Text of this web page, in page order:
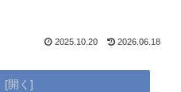
2025.10.20 2026.06.18